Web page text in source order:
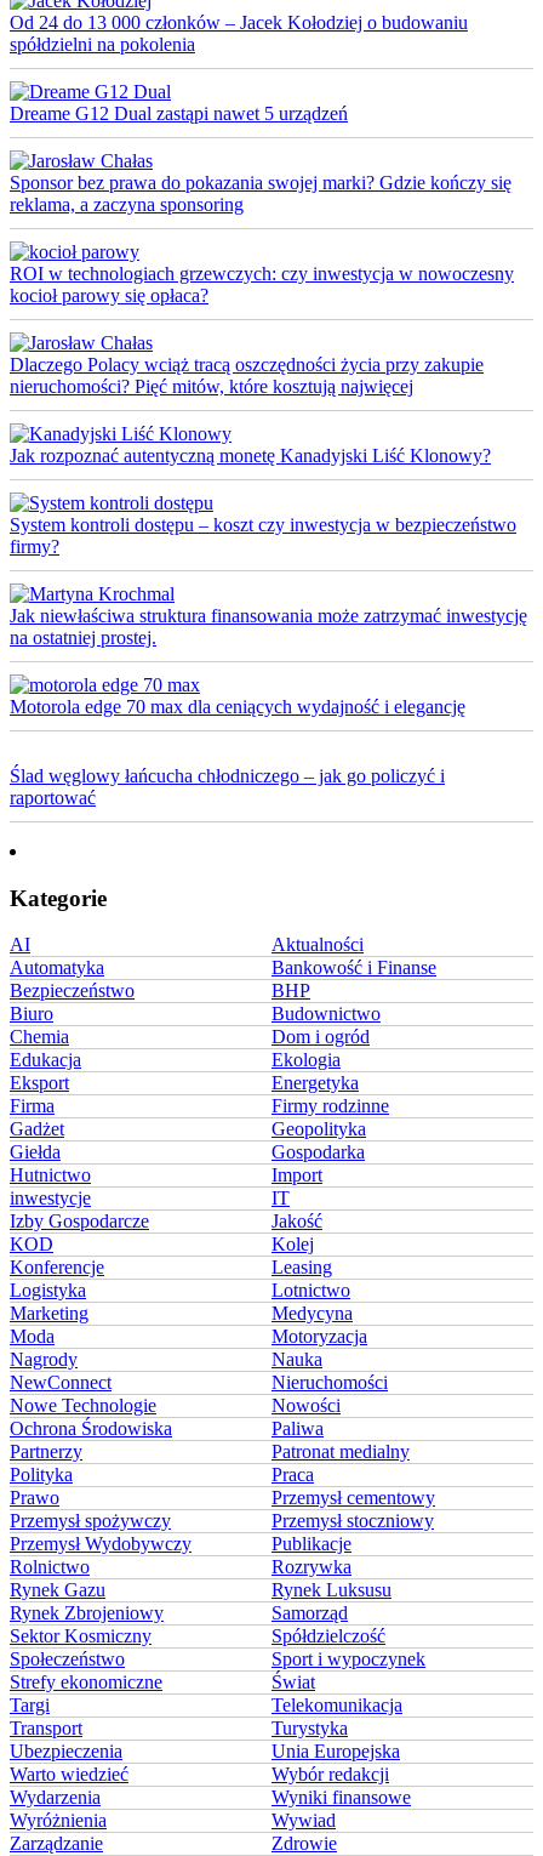
Od 24 do 13 000 członków – Jacek Kołodziej o budowaniu
spółdzielni na pokolenia
Dreame G12 Dual zastąpi nawet 5 urządzeń
Sponsor bez prawa do pokazania swojej marki? Gdzie kończy się
reklama, a zaczyna sponsoring
ROI w technologiach grzewczych: czy inwestycja w nowoczesny
kocioł parowy się opłaca?
Dlaczego Polacy wciąż tracą oszczędności życia przy zakupie
nieruchomości? Pięć mitów, które kosztują najwięcej
Jak rozpoznać autentyczną monetę Kanadyjski Liść Klonowy?
System kontroli dostępu – koszt czy inwestycja w bezpieczeństwo
firmy?
Jak niewłaściwa struktura finansowania może zatrzymać inwestycję
na ostatniej prostej.
Motorola edge 70 max dla ceniących wydajność i elegancję
Ślad węglowy łańcucha chłodniczego – jak go policzyć i
raportować
Kategorie
AI
Aktualności
Automatyka
Bankowość i Finanse
Bezpieczeństwo
BHP
Biuro
Budownictwo
Chemia
Dom i ogród
Edukacja
Ekologia
Eksport
Energetyka
Firma
Firmy rodzinne
Gadżet
Geopolityka
Giełda
Gospodarka
Hutnictwo
Import
inwestycje
IT
Izby Gospodarcze
Jakość
KOD
Kolej
Konferencje
Leasing
Logistyka
Lotnictwo
Marketing
Medycyna
Moda
Motoryzacja
Nagrody
Nauka
NewConnect
Nieruchomości
Nowe Technologie
Nowości
Ochrona Środowiska
Paliwa
Partnerzy
Patronat medialny
Polityka
Praca
Prawo
Przemysł cementowy
Przemysł spożywczy
Przemysł stoczniowy
Przemysł Wydobywczy
Publikacje
Rolnictwo
Rozrywka
Rynek Gazu
Rynek Luksusu
Rynek Zbrojeniowy
Samorząd
Sektor Kosmiczny
Spółdzielczość
Społeczeństwo
Sport i wypoczynek
Strefy ekonomiczne
Świat
Targi
Telekomunikacja
Transport
Turystyka
Ubezpieczenia
Unia Europejska
Warto wiedzieć
Wybór redakcji
Wydarzenia
Wyniki finansowe
Wyróżnienia
Wywiad
Zarządzanie
Zdrowie